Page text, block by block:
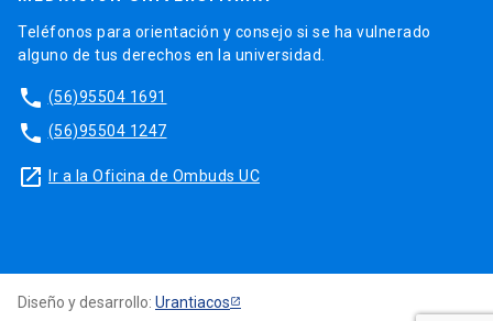
Teléfonos para orientación y consejo si se ha vulnerado
alguno de tus derechos en la universidad.
phone (56)95504 1691
phone (56)95504 1247
launch Ir a la Oficina de Ombuds UC
Diseño y desarrollo: Urantiacos